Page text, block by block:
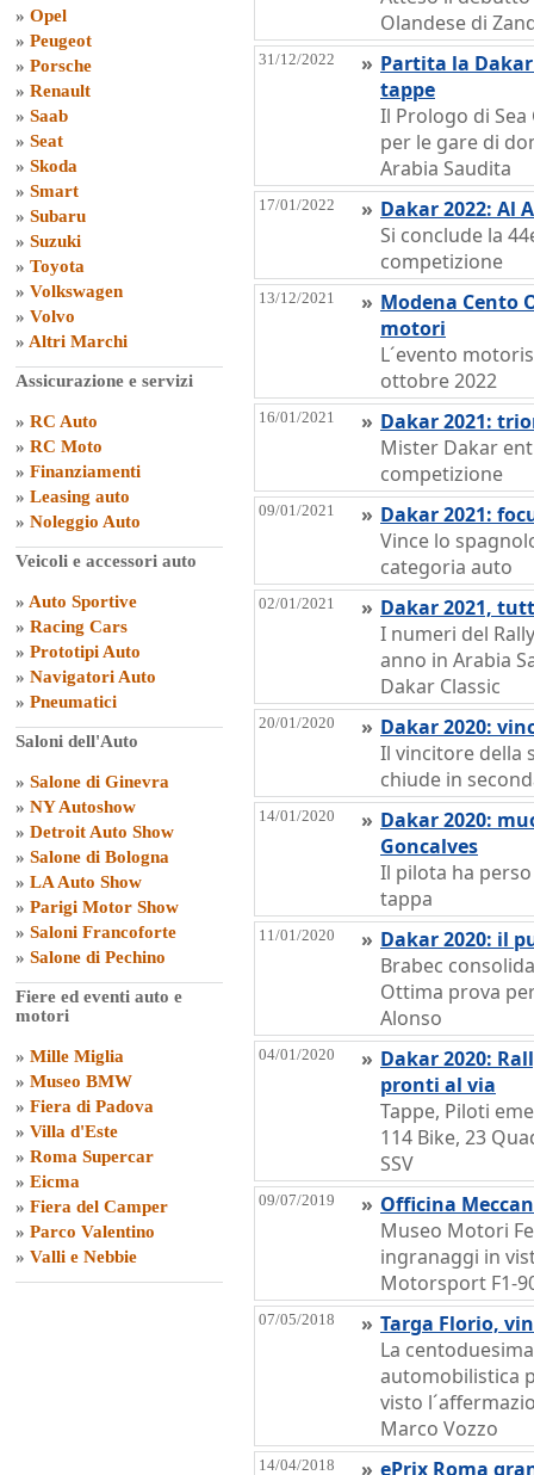
» Opel
» Peugeot
» Porsche
» Renault
» Saab
» Seat
» Skoda
» Smart
» Subaru
» Suzuki
» Toyota
» Volkswagen
» Volvo
» Altri Marchi
Assicurazione e servizi
» RC Auto
» RC Moto
» Finanziamenti
» Leasing auto
» Noleggio Auto
Veicoli e accessori auto
» Auto Sportive
» Racing Cars
» Prototipi Auto
» Navigatori Auto
» Pneumatici
Saloni dell'Auto
» Salone di Ginevra
» NY Autoshow
» Detroit Auto Show
» Salone di Bologna
» LA Auto Show
» Parigi Motor Show
» Saloni Francoforte
» Salone di Pechino
Fiere ed eventi auto e
motori
» Mille Miglia
» Museo BMW
» Fiera di Padova
» Villa d'Este
» Roma Supercar
» Eicma
» Fiera del Camper
» Parco Valentino
» Valli e Nebbie
Olandese di
31/12/2022 » Partita la
tappe
Il Prologo di
per le gare di
Arabia Saudita
17/01/2022 » Dakar 2022: Al
Si conclude la
competizione
13/12/2021 » Modena Cento
motori
L´evento
ottobre 2022
16/01/2021 » Dakar 2021:
Mister Dakar
competizione
09/01/2021 » Dakar 2021:
Vince lo
categoria auto
02/01/2021 » Dakar 2021,
I numeri del
anno in Arabia
Dakar Classic
20/01/2020 » Dakar 2020:
Il vincitore della
chiude in
14/01/2020 » Dakar 2020:
Goncalves
Il pilota ha
tappa
11/01/2020 » Dakar 2020: il
Brabec
Ottima prova
Alonso
04/01/2020 » Dakar 2020:
pronti al via
Tappe, Piloti
114 Bike, 23
SSV
09/07/2019 » Officina
Museo Motori
ingranaggi in
Motorsport F1-
07/05/2018 » Targa Florio,
La
automobilistica
visto
Marco Vozzo
14/04/2018 » ePrix Roma